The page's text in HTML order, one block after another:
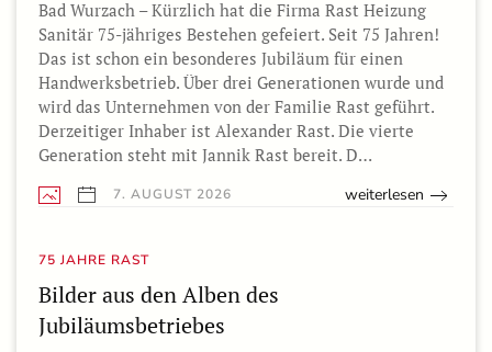
Bad Wurzach – Kürzlich hat die Firma Rast Heizung
Sanitär 75-jähriges Bestehen gefeiert. Seit 75 Jahren!
Das ist schon ein besonderes Jubiläum für einen
Handwerksbetrieb. Über drei Generationen wurde und
wird das Unternehmen von der Familie Rast geführt.
Derzeitiger Inhaber ist Alexander Rast. Die vierte
Generation steht mit Jannik Rast bereit. D…
7. AUGUST 2026 weiterlesen
75 JAHRE RAST
Bilder aus den Alben des
Jubiläumsbetriebes